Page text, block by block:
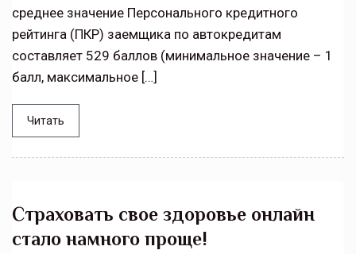
среднее значение Персонального кредитного
рейтинга (ПКР) заемщика по автокредитам
составляет 529 баллов (минимальное значение – 1
балл, максимальное […]
Читать
Страховать свое здоровье онлайн
стало намного проще!